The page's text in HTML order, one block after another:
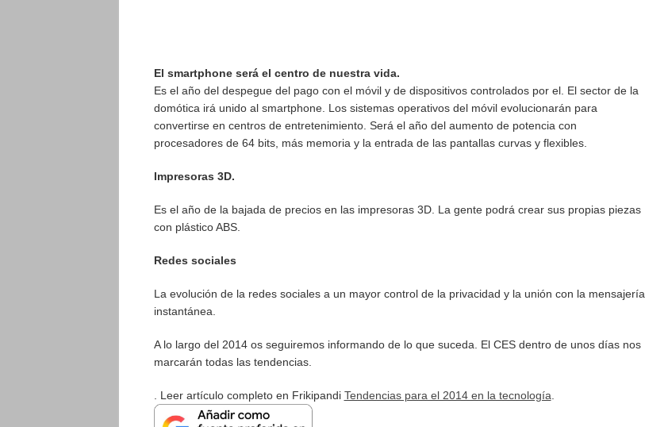
El smartphone será el centro de nuestra vida.
Es el año del despegue del pago con el móvil y de dispositivos controlados por el. El sector de la
domótica irá unido al smartphone. Los sistemas operativos del móvil evolucionarán para
convertirse en centros de entretenimiento. Será el año del aumento de potencia con
procesadores de 64 bits, más memoria y la entrada de las pantallas curvas y flexibles.
Impresoras 3D.
Es el año de la bajada de precios en las impresoras 3D. La gente podrá crear sus propias piezas
con plástico ABS.
Redes sociales
La evolución de la redes sociales a un mayor control de la privacidad y la unión con la mensajería
instantánea.
A lo largo del 2014 os seguiremos informando de lo que suceda. El CES dentro de unos días nos
marcarán todas las tendencias.
. Leer artículo completo en Frikipandi Tendencias para el 2014 en la tecnología